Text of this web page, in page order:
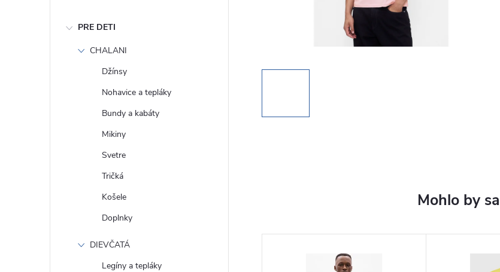
PRE DETI
CHALANI
Džínsy
Nohavice a tepláky
Bundy a kabáty
Mikiny
Svetre
Tričká
Košele
Doplnky
DIEVČATÁ
Legíny a tepláky